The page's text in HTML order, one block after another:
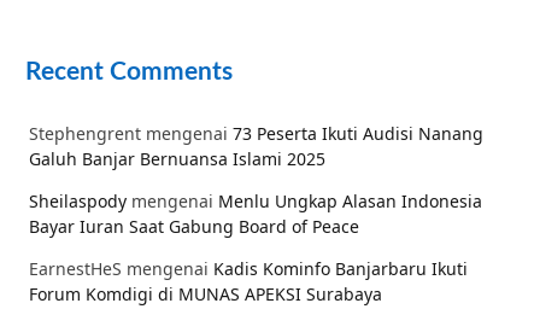
Recent Comments
Stephengrent mengenai 73 Peserta Ikuti Audisi Nanang
Galuh Banjar Bernuansa Islami 2025
Sheilaspody mengenai Menlu Ungkap Alasan Indonesia
Bayar Iuran Saat Gabung Board of Peace
EarnestHeS mengenai Kadis Kominfo Banjarbaru Ikuti
Forum Komdigi di MUNAS APEKSI Surabaya